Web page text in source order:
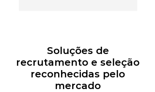
Soluções de
recrutamento e seleção
reconhecidas pelo
mercado